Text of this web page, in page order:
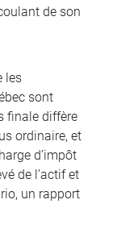
de son
les
sont
finale diffère
ordinaire, et
d’impôt
de l’actif et
un rapport